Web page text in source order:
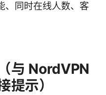
同时在线人数、客
与 NordVPN
提示）